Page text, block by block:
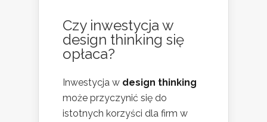
Czy inwestycja w
design thinking się
opłaca?
Inwestycja w design thinking
może przyczynić się do
istotnych korzyści dla firm w